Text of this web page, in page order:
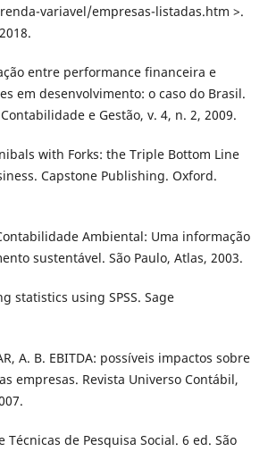
variavel/empresas-listadas.htm >.
entre performance financeira e
em desenvolvimento: o caso do Brasil.
e Gestão, v. 4, n. 2, 2009.
with Forks: the Triple Bottom Line
Capstone Publishing. Oxford.
Contabilidade Ambiental: Uma informação
sustentável. São Paulo, Atlas, 2003.
statistics using SPSS. Sage
A. B. EBITDA: possíveis impactos sobre
empresas. Revista Universo Contábil,
Técnicas de Pesquisa Social. 6 ed. São